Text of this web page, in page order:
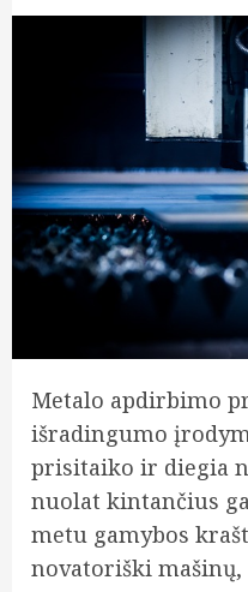
Metalo apdirbimo
išradingumo
prisitaiko ir diegia
nuolat kintančius
metu gamybos
novatoriški